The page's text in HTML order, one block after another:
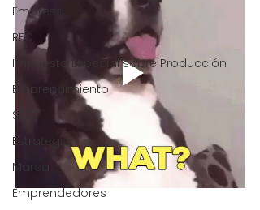
Empresa
RFC
Impuesto Especial sobre Producción
Emprendimiento
SEO
Estrategia
Marca
Emprendedores